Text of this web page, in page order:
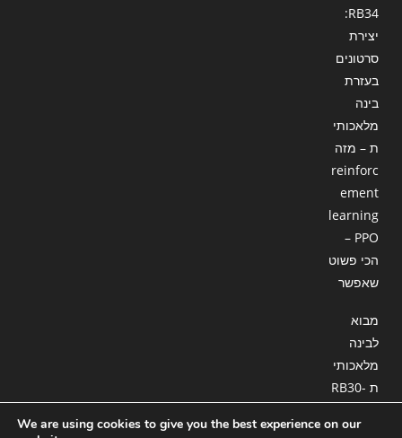
RB34:
יצירת
סרטונים
בעזרת
בינה
מלאכותי
ת – מזה
reinforc
ement
learning
– PPO
הכי פשוט
שאפשר
מבוא
לבינה
מלאכותי
ת RB30-
המשך
We are using cookies to give you the best experience on our